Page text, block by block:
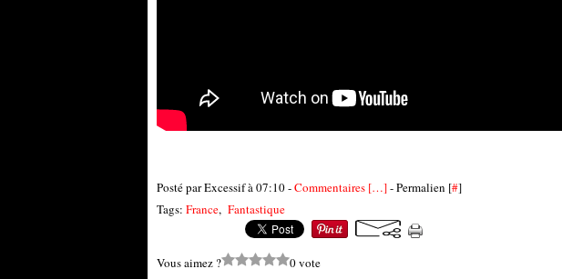
Posté par Excessif à 07:10 -Commentaires […]- Permalien [#]
Tags: France, Fantastique
Vous aimez ? 0 vote